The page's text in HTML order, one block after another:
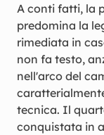
A conti fatti, la
predomina la
rimediata in
non fa testo,
nell'arco del
tecnica. Il
conquistata in